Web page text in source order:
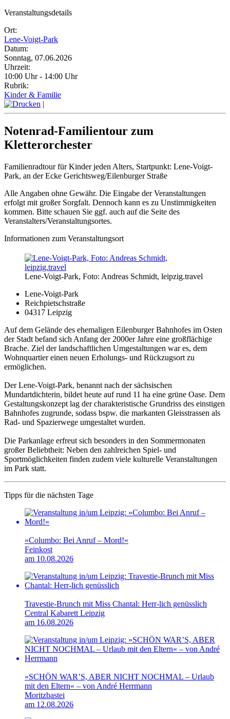
Veranstaltungsdetails
Ort:
Lene-Voigt-Park
Datum:
Sonntag, 07.06.2026
Uhrzeit:
10:00 Uhr - 14:00 Uhr
Rubrik:
Kinder & Familie
|
Notenrad-Familientour zum
Kletterorchester
Familienradtour für Kinder jeden Alters, Startpunkt: Lene-Voigt-
Park, an der Ecke Gerichtsweg/Eilenburger Straße
Alle Angaben ohne Gewähr. Die Eingabe der Veranstaltungen
erfolgt mit großer Sorgfalt. Dennoch kann es zu Unstimmigkeiten
kommen. Bitte schauen Sie ggf. auch auf die Seite des
Veranstalters/Veranstaltungsortes.
Informationen zum Veranstaltungsort
Lene-Voigt-Park, Foto: Andreas Schmidt, leipzig.travel
Lene-Voigt-Park
Reichpietschstraße
04317 Leipzig
Auf dem Gelände des ehemaligen Eilenburger Bahnhofes im Osten
der Stadt befand sich Anfang der 2000er Jahre eine großflächige
Brache. Ziel der landschaftlichen Umgestaltungen war es, dem
Wohnquartier einen neuen Erholungs- und Rückzugsort zu
ermöglichen.
Der Lene-Voigt-Park, benannt nach der sächsischen
Mundartdichterin, bildet heute auf rund 11 ha eine grüne Oase. Dem
Gestaltungskonzept lag der charakteristische Grundriss des einstigen
Bahnhofes zugrunde, sodass bspw. die markanten Gleisstrassen als
Rad- und Spazierwege umgestaltet wurden.
Die Parkanlage erfreut sich besonders in den Sommermonaten
großer Beliebtheit: Neben den zahlreichen Spiel- und
Sportmöglichkeiten finden zudem viele kulturelle Veranstaltungen
im Park statt.
Tipps für die nächsten Tage
»Columbo: Bei Anruf – Mord!«
Feinkost
am 10.08.2026
Travestie-Brunch mit Miss Chantal: Herr-lich genüsslich
Central Kabarett Leipzig
am 16.08.2026
»SCHÖN WAR’S, ABER NICHT NOCHMAL – Urlaub
mit den Eltern« – von André Herrmann
Moritzbastei
am 12.08.2026